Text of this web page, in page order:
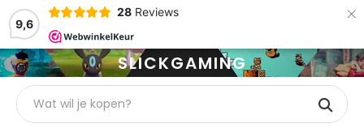
9,6
28 Reviews ×
SLICKGAMING